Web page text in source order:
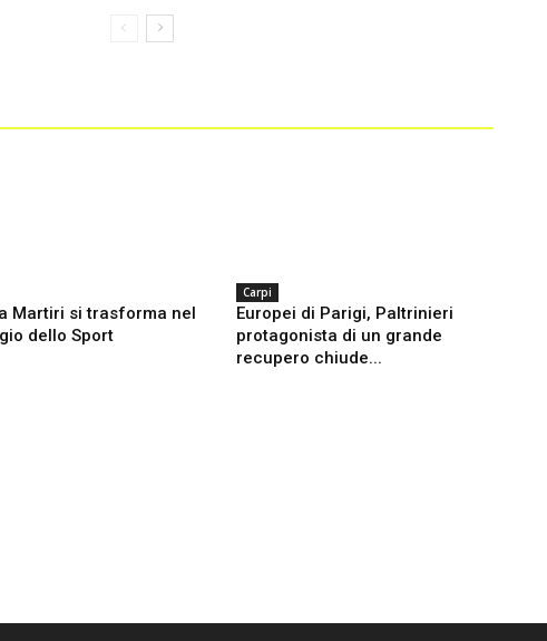
Martiri si trasforma nel
dello Sport
Carpi
Europei di Parigi, Paltrinieri
protagonista di un grande
recupero chiude...